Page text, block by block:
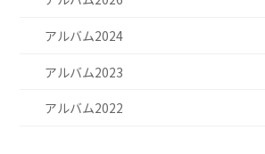
アルバム2024
アルバム2023
アルバム2022